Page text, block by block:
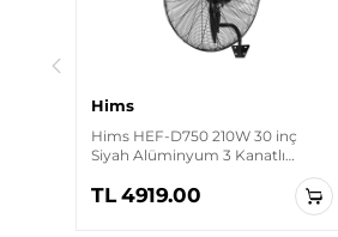
Hims
Hims HEF-D750 210W 30 inç
Siyah Alüminyum 3 Kanatlı
TL 4919.00